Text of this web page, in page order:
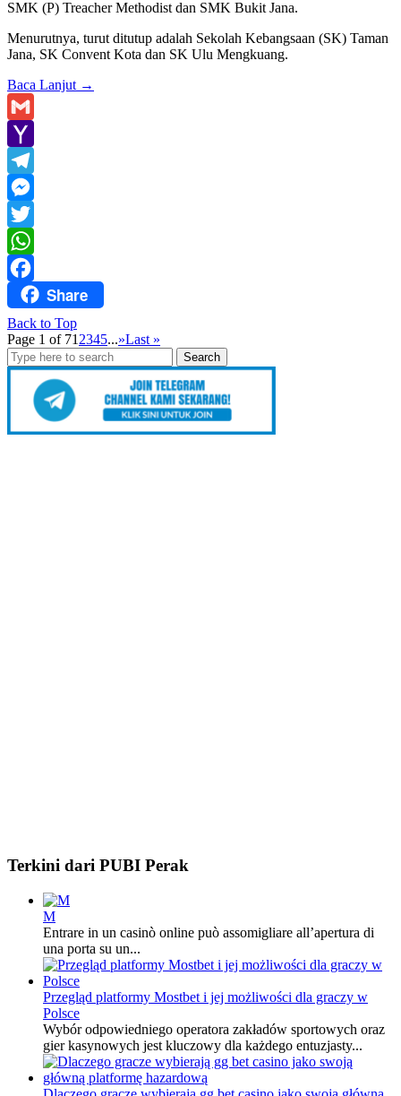
SMK (P) Treacher Methodist dan SMK Bukit Jana.
Menurutnya, turut ditutup adalah Sekolah Kebangsaan (SK) Taman
Jana, SK Convent Kota dan SK Ulu Mengkuang.
Baca Lanjut →
Gmail
Yahoo
Mail
Telegram
Messenger
Twitter
WhatsApp
FacebookShare
Back to Top
Page 1 of 71 2345...»Last »
Search
for:
Terkini dari PUBI Perak
M
Entrare in un casinò online può assomigliare all’apertura di
una porta su un...
Przegląd platformy Mostbet i jej możliwości dla graczy w
Polsce
Wybór odpowiedniego operatora zakładów sportowych oraz
gier kasynowych jest kluczowy dla każdego entuzjasty...